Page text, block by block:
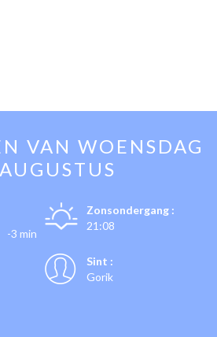
VAN WOENSDAG
-3 min
Zonsondergang :
21:08
Sint :
Gorik